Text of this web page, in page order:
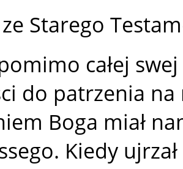
Starego
całej
do patrzenia
Boga miał
Kiedy